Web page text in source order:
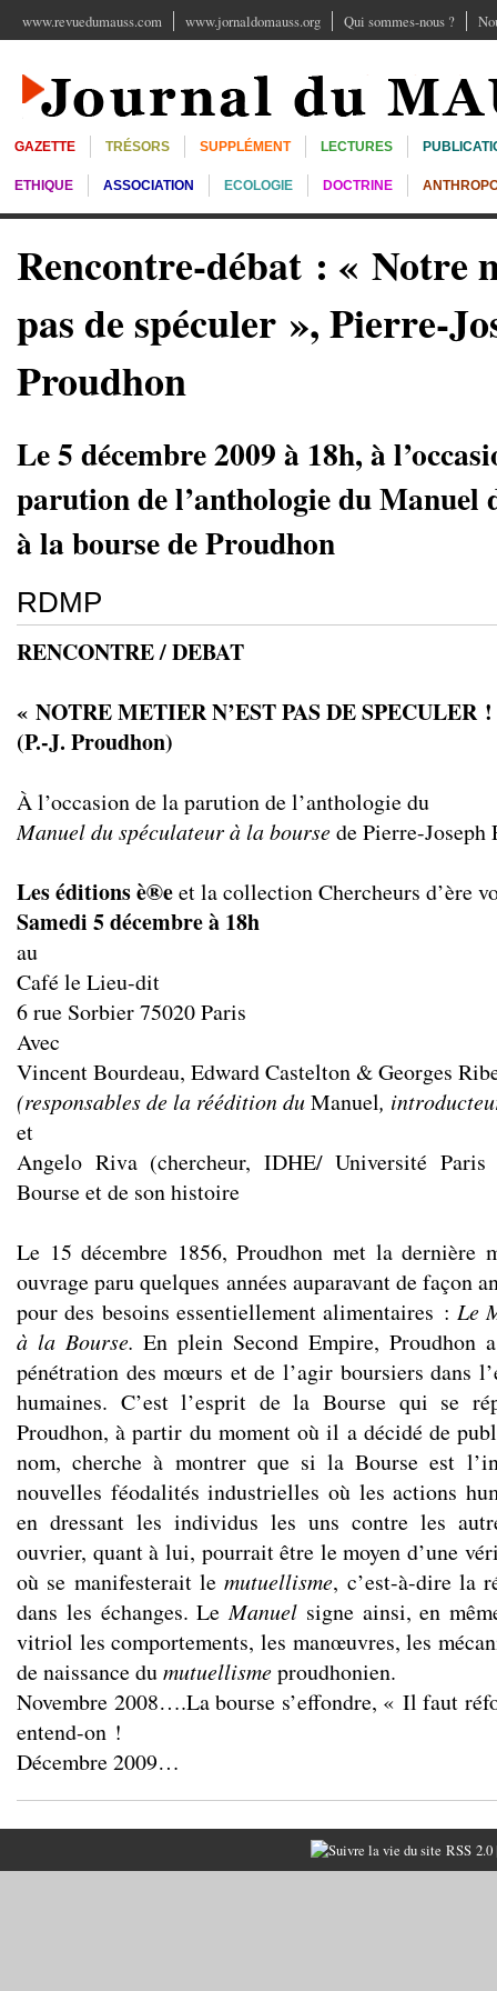
www.revuedumauss.com www.jornaldomauss.org Qui sommes-nous ?
GAZETTE TRÉSORS SUPPLÉMENT LECTURES
ETHIQUE ASSOCIATION ECOLOGIE DOCTRINE
Rencontre-débat : « Notre
pas de spéculer », Pierre-
Proudhon
Le 5 décembre 2009 à 18h, à
parution de l’anthologie du Manuel
à la bourse de Proudhon
RDMP
RENCONTRE / DEBAT
« NOTRE METIER N’EST PAS DE SPECULER
(P.-J. Proudhon)
À l’occasion de la parution de l’anthologie du
Manuel du spéculateur à la boursede Pierre-Joseph
Les éditions è®eetla collection Chercheurs d’ère
Samedi 5 décembre à 18h
au
Café le Lieu-dit
6 rue Sorbier 75020 Paris
Avec
Vincent Bourdeau, Edward Castelton & Georges
(responsables de la réédition duManuel,
et
Angelo Riva (chercheur, IDHE/ Université
Bourse et de son histoire
Le 15 décembre 1856, Proudhon met la dernière
ouvrage paru quelques années auparavant de façon
pour des besoins essentiellement alimentaires : Le
à la Bourse. En plein Second Empire, Proudhon
pénétration des mœurs et de l’agir boursiers dans
humaines. C’est l’esprit de la Bourse qui se
Proudhon, à partir du moment où il a décidé de
nom, cherche à montrer que si la Bourse est
nouvelles féodalités industrielles où les actions
en dressant les individus les uns contre les
ouvrier, quant à lui, pourrait être le moyen d’une
où se manifesterait lemutuellisme, c’est-à-dire la
dans les échanges. LeManuel signe ainsi, en
vitriol les comportements, les manœuvres, les
de naissance dumutuellismeproudhonien.
Novembre 2008….La bourse s’effondre, « Il faut
entend-on !
Décembre 2009…
RSS 2.0